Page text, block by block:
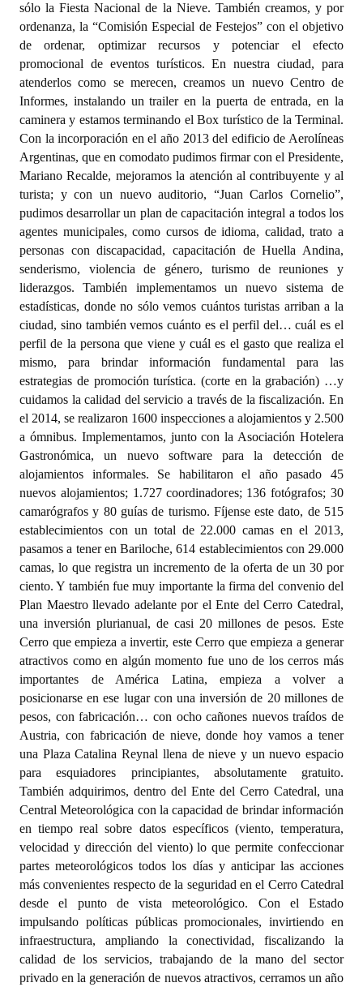
sólo la Fiesta Nacional de la Nieve. También creamos, y por
ordenanza, la “Comisión Especial de Festejos” con el objetivo
de ordenar, optimizar recursos y potenciar el efecto
promocional de eventos turísticos. En nuestra ciudad, para
atenderlos como se merecen, creamos un nuevo Centro de
Informes, instalando un trailer en la puerta de entrada, en la
caminera y estamos terminando el Box turístico de la Terminal.
Con la incorporación en el año 2013 del edificio de Aerolíneas
Argentinas, que en comodato pudimos firmar con el Presidente,
Mariano Recalde, mejoramos la atención al contribuyente y al
turista; y con un nuevo auditorio, “Juan Carlos Cornelio”,
pudimos desarrollar un plan de capacitación integral a todos los
agentes municipales, como cursos de idioma, calidad, trato a
personas con discapacidad, capacitación de Huella Andina,
senderismo, violencia de género, turismo de reuniones y
liderazgos. También implementamos un nuevo sistema de
estadísticas, donde no sólo vemos cuántos turistas arriban a la
ciudad, sino también vemos cuánto es el perfil del… cuál es el
perfil de la persona que viene y cuál es el gasto que realiza el
mismo, para brindar información fundamental para las
estrategias de promoción turística. (corte en la grabación) …y
cuidamos la calidad del servicio a través de la fiscalización. En
el 2014, se realizaron 1600 inspecciones a alojamientos y 2.500
a ómnibus. Implementamos, junto con la Asociación Hotelera
Gastronómica, un nuevo software para la detección de
alojamientos informales. Se habilitaron el año pasado 45
nuevos alojamientos; 1.727 coordinadores; 136 fotógrafos; 30
camarógrafos y 80 guías de turismo. Fíjense este dato, de 515
establecimientos con un total de 22.000 camas en el 2013,
pasamos a tener en Bariloche, 614 establecimientos con 29.000
camas, lo que registra un incremento de la oferta de un 30 por
ciento. Y también fue muy importante la firma del convenio del
Plan Maestro llevado adelante por el Ente del Cerro Catedral,
una inversión plurianual, de casi 20 millones de pesos. Este
Cerro que empieza a invertir, este Cerro que empieza a generar
atractivos como en algún momento fue uno de los cerros más
importantes de América Latina, empieza a volver a
posicionarse en ese lugar con una inversión de 20 millones de
pesos, con fabricación… con ocho cañones nuevos traídos de
Austria, con fabricación de nieve, donde hoy vamos a tener
una Plaza Catalina Reynal llena de nieve y un nuevo espacio
para esquiadores principiantes, absolutamente gratuito.
También adquirimos, dentro del Ente del Cerro Catedral, una
Central Meteorológica con la capacidad de brindar información
en tiempo real sobre datos específicos (viento, temperatura,
velocidad y dirección del viento) lo que permite confeccionar
partes meteorológicos todos los días y anticipar las acciones
más convenientes respecto de la seguridad en el Cerro Catedral
desde el punto de vista meteorológico. Con el Estado
impulsando políticas públicas promocionales, invirtiendo en
infraestructura, ampliando la conectividad, fiscalizando la
calidad de los servicios, trabajando de la mano del sector
privado en la generación de nuevos atractivos, cerramos un año